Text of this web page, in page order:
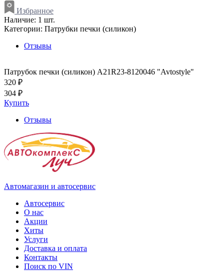
Избранное
Наличие: 1 шт.
Категории: Патрубки печки (силикон)
Отзывы
Патрубок печки (силикон) A21R23-8120046 "Avtostyle"
320 ₽
304 ₽
Купить
Отзывы
Автомагазин и автосервис
Автосервис
О нас
Акции
Хиты
Услуги
Доставка и оплата
Контакты
Поиск по VIN